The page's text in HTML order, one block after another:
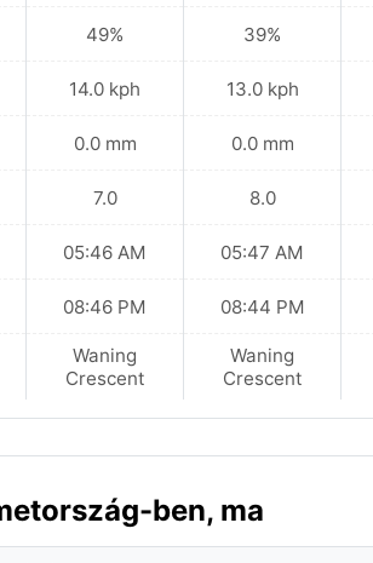
49%
14.0 kph
0.0 mm
7.0
05:46 AM
08:46 PM
Waning
Crescent
39%
13.0 kph
0.0 mm
8.0
05:47 AM
08:44 PM
Waning
Crescent
ben, ma